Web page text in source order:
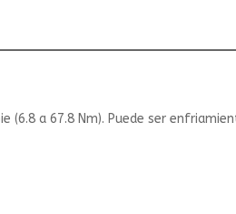
a 67.8 Nm). Puede ser